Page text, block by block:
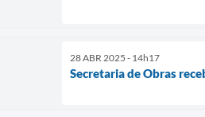
28 ABR 2025 - 14h17
Secretaria de Obras